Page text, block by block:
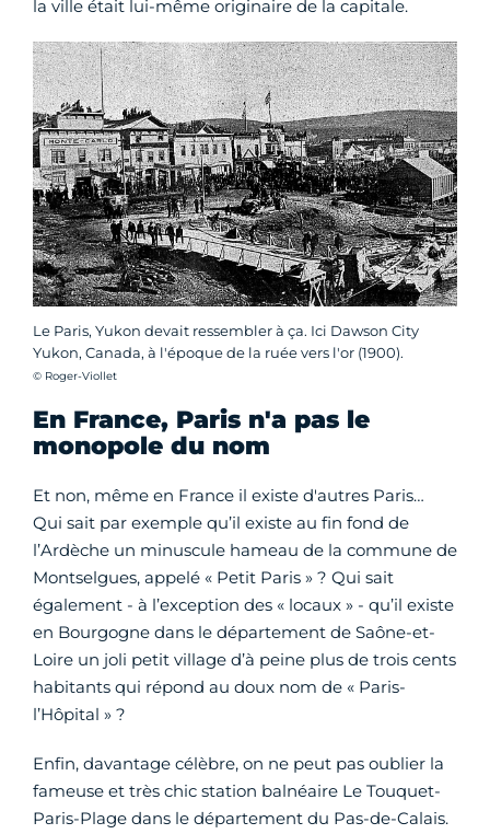
la ville était lui-même originaire de la capitale.
Le Paris, Yukon devait ressembler à ça. Ici Dawson City
Yukon, Canada, à l'époque de la ruée vers l'or (1900).
Crédit photo :
© Roger-Viollet
En France, Paris n'a pas le
monopole du nom
Et non, même en France il existe d'autres Paris…
Qui sait par exemple qu’il existe au fin fond de
l’Ardèche un minuscule hameau de la commune de
Montselgues, appelé « Petit Paris » ? Qui sait
également - à l’exception des « locaux » - qu’il existe
en Bourgogne dans le département de Saône-et-
Loire un joli petit village d’à peine plus de trois cents
habitants qui répond au doux nom de « Paris-
l’Hôpital » ?
Enfin, davantage célèbre, on ne peut pas oublier la
fameuse et très chic station balnéaire Le Touquet-
Paris-Plage dans le département du Pas-de-Calais.